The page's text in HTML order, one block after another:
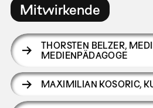
Mitwirkende
THORSTEN BELZER,
MEDIENPÄDAGOGE
MAXIMILIAN KOSORIC,